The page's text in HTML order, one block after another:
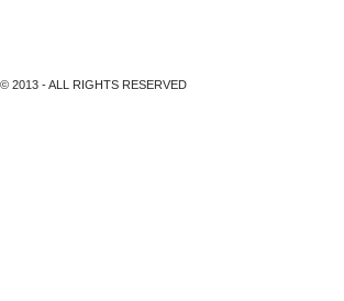
© 2013 - ALL RIGHTS RESERVED